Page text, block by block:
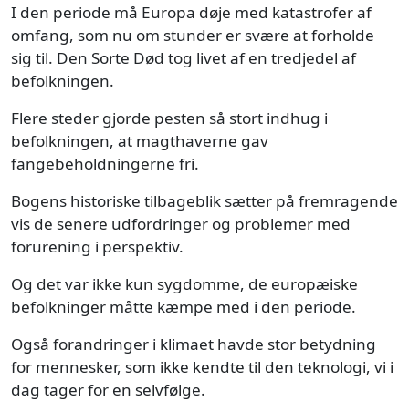
I den periode må Europa døje med katastrofer af
omfang, som nu om stunder er svære at forholde
sig til. Den Sorte Død tog livet af en tredjedel af
befolkningen.
Flere steder gjorde pesten så stort indhug i
befolkningen, at magthaverne gav
fangebeholdningerne fri.
Bogens historiske tilbageblik sætter på fremragende
vis de senere udfordringer og problemer med
forurening i perspektiv.
Og det var ikke kun sygdomme, de europæiske
befolkninger måtte kæmpe med i den periode.
Også forandringer i klimaet havde stor betydning
for mennesker, som ikke kendte til den teknologi, vi i
dag tager for en selvfølge.